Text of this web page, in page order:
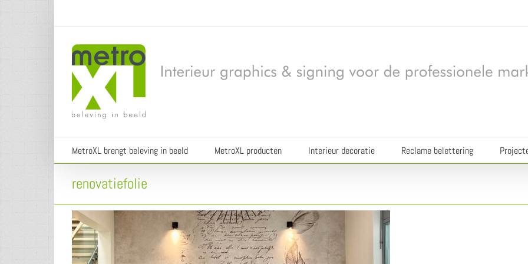
Ga
MetroXL brengt beleving in beeld MetroXL producten Interieur decoratie Reclame belettering
renovatiefolie